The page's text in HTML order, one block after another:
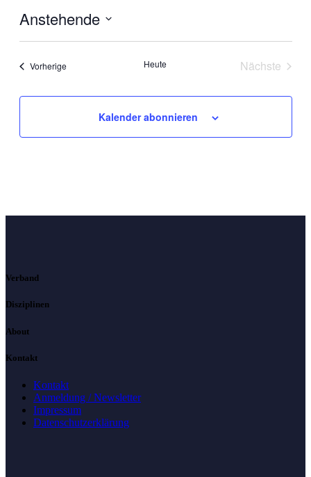
Anstehende
VorherigeVeranstaltungen Heute
Nächste
Kalender abonnieren
Verband
Disziplinen
About
Kontakt
Kontakt
Anmeldung / Newsletter
Impressum
Datenschutzerklärung